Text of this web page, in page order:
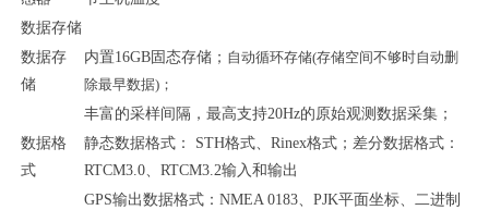
数据存储
数据存
储
内置16GB固态存储； 自动循环存储(存储空间不够时自动删
除最早数据) ；
丰富的采样间隔，最高支持20Hz的原始观测数据采集；
数据格
式
静态数据格式：
STH格式、Rinex格式；差分数据格式：
RTCM3.0、RTCM3.2输入和输出
GPS输出数据格式：NMEA 0183、PJK平面坐标、二进制